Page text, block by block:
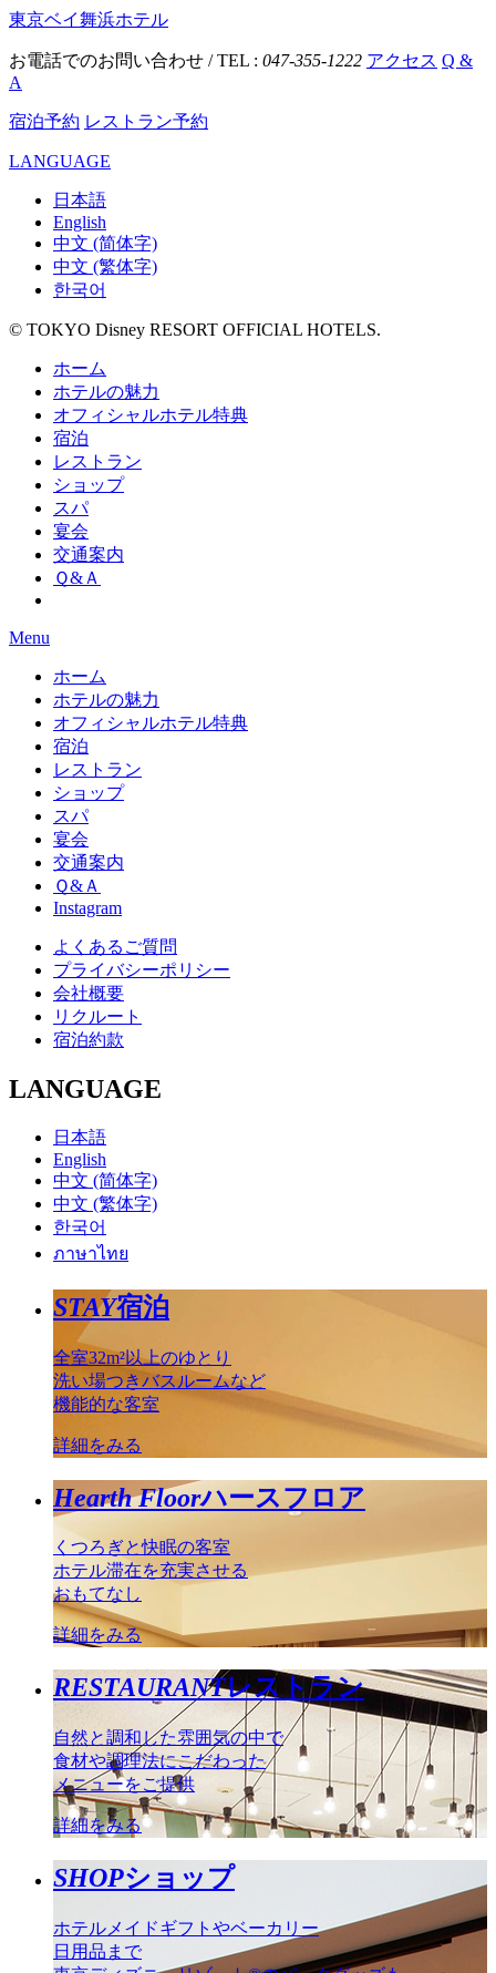
東京ベイ舞浜ホテル
お電話でのお問い合わせ / TEL : 047-355-1222 アクセス Q &
A
宿泊予約 レストラン予約
LANGUAGE
日本語
English
中文 (简体字)
中文 (繁体字)
한국어
© TOKYO Disney RESORT OFFICIAL HOTELS.
ホーム
ホテルの魅力
オフィシャルホテル特典
宿泊
レストラン
ショップ
スパ
宴会
交通案内
Ｑ&Ａ
Menu
ホーム
ホテルの魅力
オフィシャルホテル特典
宿泊
レストラン
ショップ
スパ
宴会
交通案内
Ｑ&Ａ
Instagram
よくあるご質問
プライバシーポリシー
会社概要
リクルート
宿泊約款
LANGUAGE
日本語
English
中文 (简体字)
中文 (繁体字)
한국어
ภาษาไทย
STAY宿泊
全室32m²以上のゆとり
洗い場つきバスルームなど
機能的な客室
詳細をみる
Hearth Floorハースフロア
くつろぎと快眠の客室
ホテル滞在を充実させる
おもてなし
詳細をみる
RESTAURANTレストラン
自然と調和した雰囲気の中で
食材や調理法にこだわった
メニューをご提供
詳細をみる
SHOPショップ
ホテルメイドギフトやベーカリー
日用品まで